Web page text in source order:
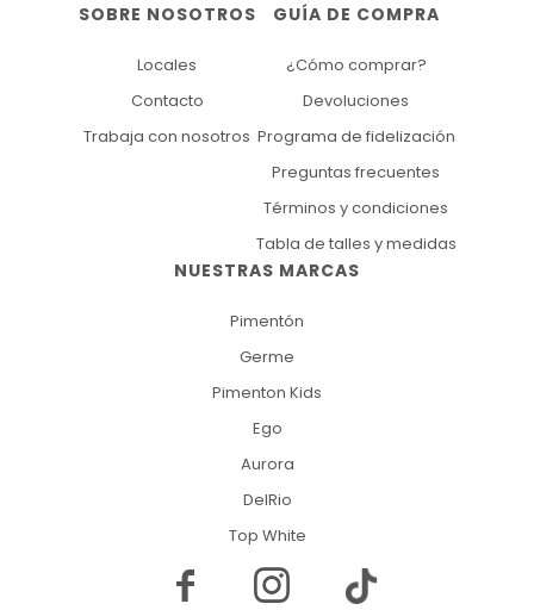
NUESTRAS MARCAS
Pimentón
Germe
Pimenton Kids
Ego
Aurora
DelRio
Top White
GUÍA DE COMPRA
¿Cómo comprar?
Devoluciones
Programa de fidelización
Preguntas frecuentes
Términos y condiciones
Tabla de talles y medidas
SOBRE NOSOTROS
Locales
Contacto
Trabaja con nosotros
 